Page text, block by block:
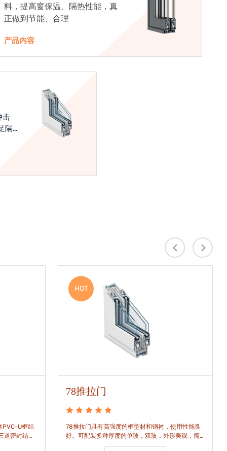
料，提高窗保温、隔热性能，真
正做到节能、合理
产品内容
击
隔
PVC-U框结
道密封结
HOT
78推拉门
78推拉门具有高强度的框型材和钢衬，使用性能良
好。可配装多种厚度的单玻，双玻，外形美观，简